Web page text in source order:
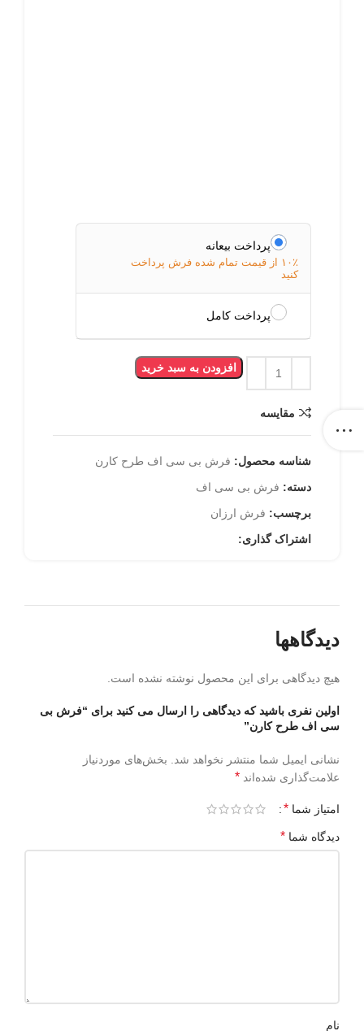
پرداخت بیعانه
۱۰٪ از قیمت تمام شده فرش پرداخت
کنید
پرداخت کامل
افزودن به سبد خرید
مقایسه
شناسه محصول: فرش بی سی اف طرح کارن
دسته: فرش بی سی اف
برچسب: فرش ارزان
اشتراک گذاری:
دیدگاهها
هیچ دیدگاهی برای این محصول نوشته نشده است.
اولین نفری باشید که دیدگاهی را ارسال می کنید برای “فرش بی
سی اف طرح کارن”
نشانی ایمیل شما منتشر نخواهد شد. بخش‌های موردنیاز
علامت‌گذاری شده‌اند *
امتیاز شما *
دیدگاه شما *
نام